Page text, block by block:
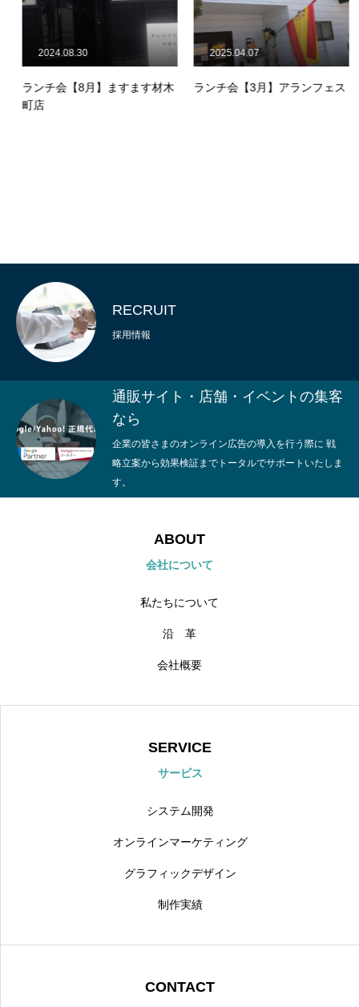
ランチ会【8月】ますます材木
町店
2024.08.30
ランチ会【3月】アランフェス
2025.04.07
RECRUIT
採用情報
通販サイト・店舗・イベントの集客
なら
企業の皆さまのオンライン広告の導入を行う際に 戦
略立案から効果検証までトータルでサポートいたしま
す。
ABOUT
会社について
私たちについて
沿 革
会社概要
SERVICE
サービス
システム開発
オンラインマーケティング
グラフィックデザイン
制作実績
CONTACT